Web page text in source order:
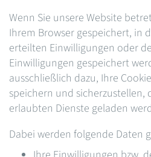
Wenn Sie unsere Website
Ihrem Browser gespeichert, in
erteilten Einwilligungen oder
Einwilligungen gespeichert
ausschließlich dazu, Ihre
speichern und sicherzustellen,
erlaubten Dienste geladen
Dabei werden folgende Daten